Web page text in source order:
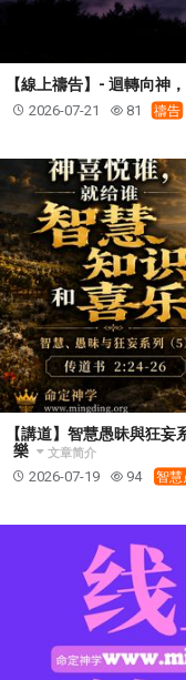
【線上禱告】- 迴轉向神
2026-07-21 81 禱告
【講道】智慧愚昧與狂
樂
文章简介
2026-07-19 94 智慧